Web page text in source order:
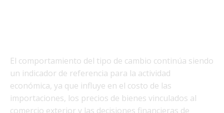
El comportamiento del tipo de cambio continúa siendo
un indicador de referencia para la actividad
económica, ya que influye en el costo de las
importaciones, los precios de bienes vinculados al
comercio exterior y las decisiones financieras de